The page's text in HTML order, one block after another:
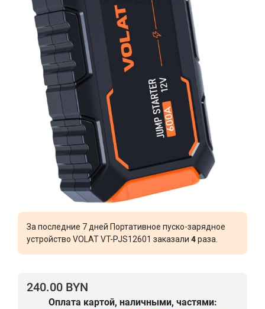
За последние 7 дней Портативное пуско-зарядное
устройство VOLAT VT-PJS12601 заказали 4раза.
240.00 BYN
Оплата картой, наличными, частями: